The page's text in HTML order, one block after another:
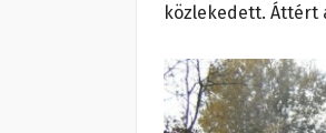
közlekedett. Áttért